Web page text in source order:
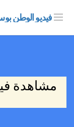
فيديو الوطن